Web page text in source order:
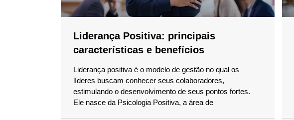
Liderança Positiva: principais
características e benefícios
Liderança positiva é o modelo de gestão no qual os
líderes buscam conhecer seus colaboradores,
estimulando o desenvolvimento de seus pontos fortes.
Ele nasce da Psicologia Positiva, a área de